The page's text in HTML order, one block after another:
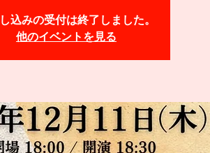
込みの受付は終了しました。
他のイベントを見る